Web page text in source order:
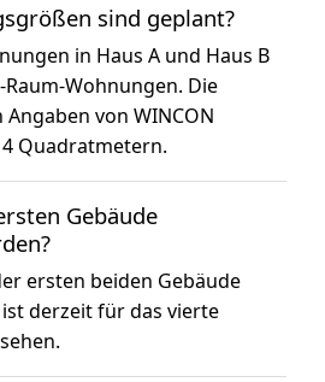
sind geplant?
in Haus A und Haus B
Wohnungen. Die
von WINCON
Quadratmetern.
Gebäude
ersten beiden Gebäude
ist derzeit für das vierte